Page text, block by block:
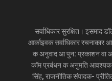
सर्वाधिकार सुरक्षित। इसमाद
आर्काइवक सर्वाधिकार रचनाकार
क अनुवाद आ पुन: प्रकाशन वा
कॉम प्रबंधन क अनुमति
सिंह, राजनीतिक संपादक-